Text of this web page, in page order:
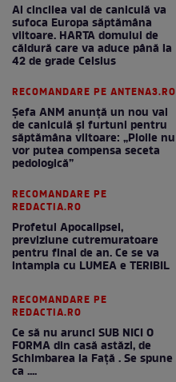
Al cincilea val de caniculă va
sufoca Europa săptămâna
viitoare. HARTA domului de
căldură care va aduce până la
42 de grade Celsius
RECOMANDARE PE ANTENA3.RO
Șefa ANM anunță un nou val
de caniculă și furtuni pentru
săptămâna viitoare: „Ploile nu
vor putea compensa seceta
pedologică”
RECOMANDARE PE
REDACTIA.RO
Profetul Apocalipsei,
previziune cutremuratoare
pentru final de an. Ce se va
intampla cu LUMEA e TERIBIL
RECOMANDARE PE
REDACTIA.RO
Ce să nu arunci SUB NICI O
FORMA din casă astăzi, de
Schimbarea la Față . Se spune
ca ....